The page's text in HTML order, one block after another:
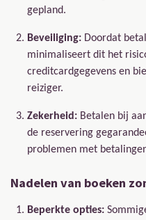
gepland.
Beveiliging: Doordat
minimaliseert dit het
creditcardgegevens en
reiziger.
Zekerheid: Betalen bij
de reservering
problemen met
Nadelen van boeken
Beperkte opties: